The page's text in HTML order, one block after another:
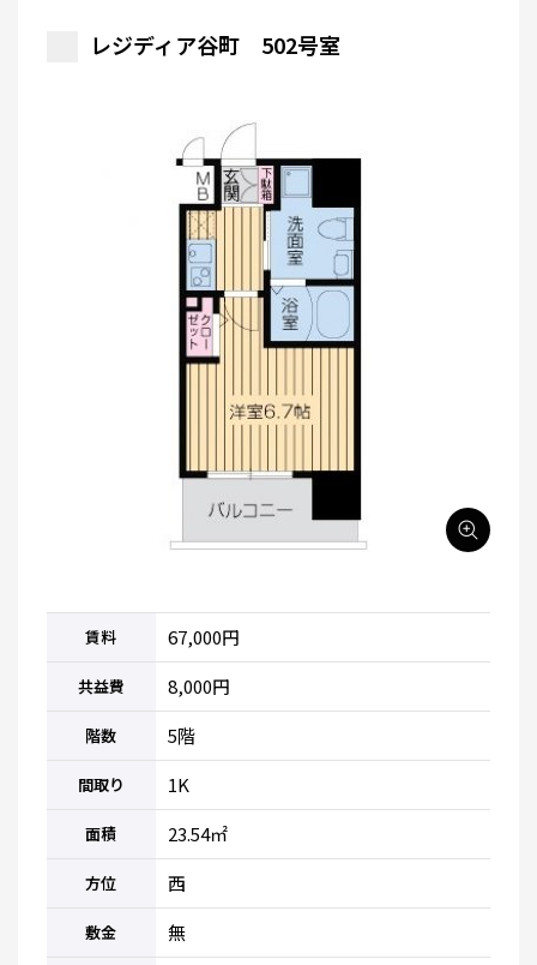
レジディア谷町 502号室
賃料 67,000円
共益費 8,000円
階数 5階
間取り 1K
面積 23.54㎡
方位 西
敷金 無